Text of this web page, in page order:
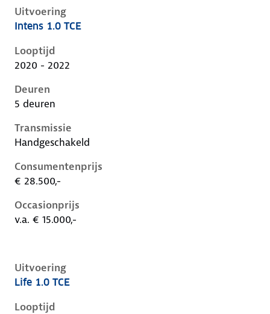
Uitvoering
Renault Captur ii, 1.0 tce, 67 kW, Benzine, 5 deuren
Intens 1.0 TCE
Looptijd
2020 - 2022
Deuren
5 deuren
Transmissie
Handgeschakeld
Consumentenprijs
€ 28.500,-
Occasionprijs
v.a. € 15.000,-
Uitvoering
Renault Captur ii, 1.0 tce, 67 kW, Benzine, 5 deuren
Life 1.0 TCE
Looptijd